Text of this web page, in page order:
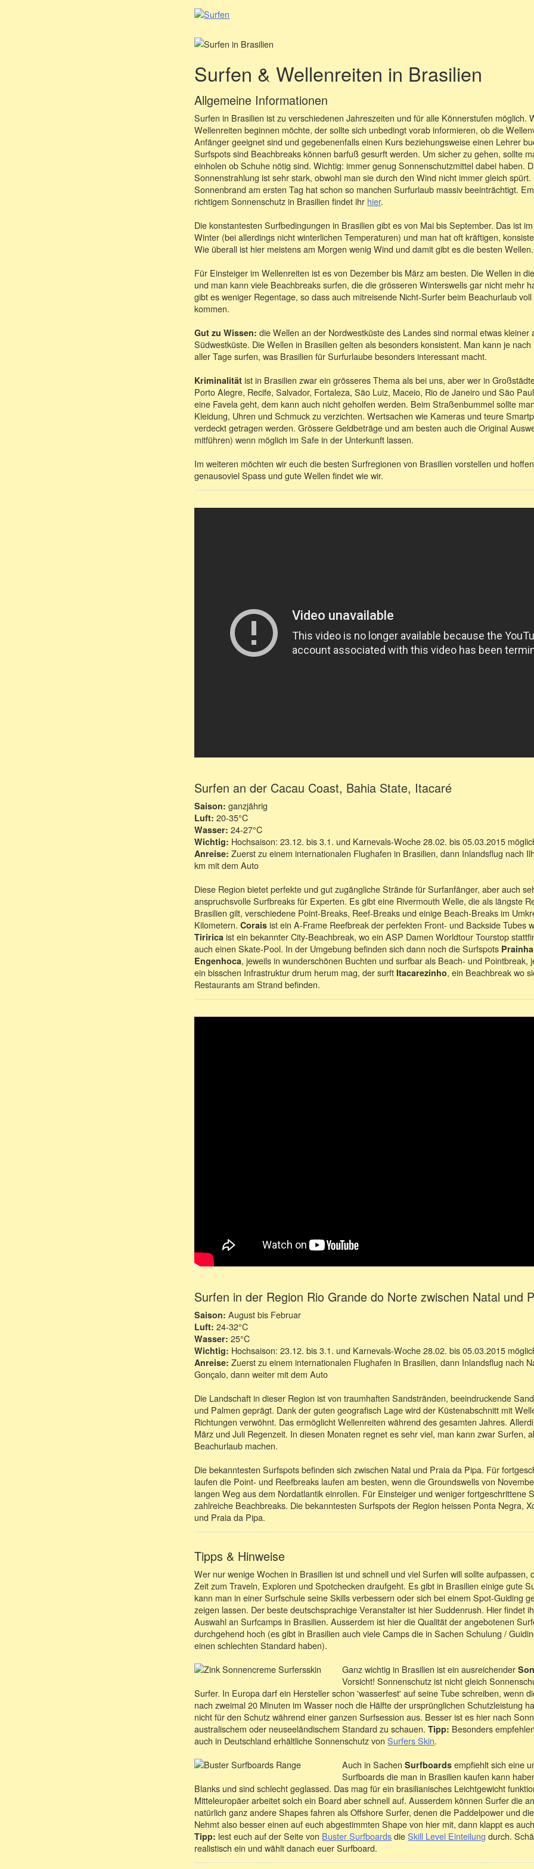
Surfen & Wellenreiten in Brasilien
Allgemeine Informationen
Surfen in Brasilien ist zu verschiedenen Jahreszeiten und für alle Könnerstufen möglich.
Wellenreiten beginnen möchte, der sollte sich unbedingt vorab informieren, ob die
Anfänger geeignet sind und gegebenenfalls einen Kurs beziehungsweise einen Lehrer
Surfspots sind Beachbreaks können barfuß gesurft werden. Um sicher zu gehen, sollte
einholen ob Schuhe nötig sind. Wichtig: immer genug Sonnenschutzmittel dabei haben.
Sonnenstrahlung ist sehr stark, obwohl man sie durch den Wind nicht immer gleich
Sonnenbrand am ersten Tag hat schon so manchen Surfurlaub massiv beeinträchtigt.
richtigem Sonnenschutz in Brasilien findet ihr hier.
Die konstantesten Surfbedingungen in Brasilien gibt es von Mai bis September. Das ist
Winter (bei allerdings nicht winterlichen Temperaturen) und man hat oft kräftigen,
Wie überall ist hier meistens am Morgen wenig Wind und damit gibt es die besten Wellen.
Für Einsteiger im Wellenreiten ist es von Dezember bis März am besten. Die Wellen in
und man kann viele Beachbreaks surfen, die die grösseren Winterswells gar nicht mehr
gibt es weniger Regentage, so dass auch mitreisende Nicht-Surfer beim Beachurlaub
kommen.
Gut zu Wissen: die Wellen an der Nordwestküste des Landes sind normal etwas kleiner
Südwestküste. Die Wellen in Brasilien gelten als besonders konsistent. Man kann je
aller Tage surfen, was Brasilien für Surfurlaube besonders interessant macht.
Kriminalität ist in Brasilien zwar ein grösseres Thema als bei uns, aber wer in
Porto Alegre, Recife, Salvador, Fortaleza, São Luiz, Maceio, Rio de Janeiro und São
eine Favela geht, dem kann auch nicht geholfen werden. Beim Straßenbummel sollte
Kleidung, Uhren und Schmuck zu verzichten. Wertsachen wie Kameras und teure
verdeckt getragen werden. Grössere Geldbeträge und am besten auch die Original
mitführen) wenn möglich im Safe in der Unterkunft lassen.
Im weiteren möchten wir euch die besten Surfregionen von Brasilien vorstellen und
genausoviel Spass und gute Wellen findet wie wir.
Surfen an der Cacau Coast, Bahia State, Itacaré
Saison: ganzjährig
Luft: 20-35°C
Wasser: 24-27°C
Wichtig: Hochsaison: 23.12. bis 3.1. und Karnevals-Woche 28.02. bis 05.03.2015
Anreise: Zuerst zu einem internationalen Flughafen in Brasilien, dann Inlandsflug nach
km mit dem Auto
Diese Region bietet perfekte und gut zugängliche Strände für Surfanfänger, aber auch
anspruchsvolle Surfbreaks für Experten. Es gibt eine Rivermouth Welle, die als längste
Brasilien gilt, verschiedene Point-Breaks, Reef-Breaks und einige Beach-Breaks im
Kilometern.Corais ist ein A-Frame Reefbreak der perfekten Front- und Backside Tubes
Tiririca ist ein bekannter City-Beachbreak, wo ein ASP Damen Worldtour Tourstop
auch einen Skate-Pool. In der Umgebung befinden sich dann noch die Surfspots Prainha
Engenhoca, jeweils in wunderschönen Buchten und surfbar als Beach- und Pointbreak,
ein bisschen Infrastruktur drum herum mag, der surft Itacarezinho, ein Beachbreak wo
Restaurants am Strand befinden.
Surfen in der Region Rio Grande do Norte zwischen Natal und
Saison: August bis Februar
Luft: 24-32°C
Wasser: 25°C
Wichtig: Hochsaison: 23.12. bis 3.1. und Karnevals-Woche 28.02. bis 05.03.2015
Anreise: Zuerst zu einem internationalen Flughafen in Brasilien, dann Inlandsflug nach
Gonçalo, dann weiter mit dem Auto
Die Landschaft in dieser Region ist von traumhaften Sandstränden, beeindruckende
und Palmen geprägt. Dank der guten geografisch Lage wird der Küstenabschnitt mit
Richtungen verwöhnt. Das ermöglicht Wellenreiten während des gesamten Jahres.
März und Juli Regenzeit. In diesen Monaten regnet es sehr viel, man kann zwar Surfen,
Beachurlaub machen.
Die bekanntesten Surfspots befinden sich zwischen Natal und Praia da Pipa. Für
laufen die Point- und Reefbreaks laufen am besten, wenn die Groundswells von
langen Weg aus dem Nordatlantik einrollen. Für Einsteiger und weniger fortgeschrittene
zahlreiche Beachbreaks. Die bekanntesten Surfspots der Region heissen Ponta Negra,
und Praia da Pipa.
Tipps & Hinweise
Wer nur wenige Wochen in Brasilien ist und schnell und viel Surfen will sollte aufpassen,
Zeit zum Traveln, Exploren und Spotchecken draufgeht. Es gibt in Brasilien einige gute
kann man in einer Surfschule seine Skills verbessern oder sich bei einem Spot-Guiding
zeigen lassen. Der beste deutschsprachige Veranstalter ist hier Suddenrush. Hier findet
Auswahl an Surfcamps in Brasilien. Ausserdem ist hier die Qualität der angebotenen
durchgehend hoch (es gibt in Brasilien auch viele Camps die in Sachen Schulung /
einen schlechten Standard haben).
Ganz wichtig in Brasilien ist ein ausreichender
Vorsicht! Sonnenschutz ist nicht gleich
Surfer. In Europa darf ein Hersteller schon 'wasserfest' auf seine Tube schreiben, wenn
nach zweimal 20 Minuten im Wasser noch die Hälfte der ursprünglichen Schutzleistung
nicht für den Schutz während einer ganzen Surfsession aus. Besser ist es hier nach
australischem oder neuseeländischem Standard zu schauen.Tipp: Besonders
auch in Deutschland erhältliche Sonnenschutz vonSurfers Skin.
Auch in SachenSurfboards empfiehlt sich eine
Surfboards die man in Brasilien kaufen kann
Blanks und sind schlecht geglassed. Das mag für ein brasilianisches Leichtgewicht
Mitteleuropäer arbeitet solch ein Board aber schnell auf. Ausserdem können Surfer die
natürlich ganz andere Shapes fahren als Offshore Surfer, denen die Paddelpower und
Nehmt also besser einen auf euch abgestimmten Shape von hier mit, dann klappt es
Tipp: lest euch auf der Seite von Buster SurfboardsdieSkill Level Einteilung durch.
realistisch ein und wählt danach euer Surfboard.